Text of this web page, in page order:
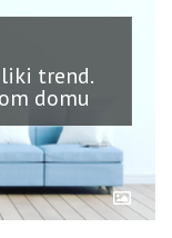
trend.
domu